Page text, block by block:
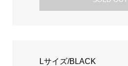
Lサイズ/BLACK